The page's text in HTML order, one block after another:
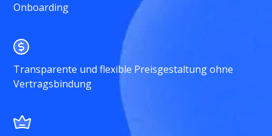
Onboarding
Transparente und flexible Preisgestaltung ohne
Vertragsbindung